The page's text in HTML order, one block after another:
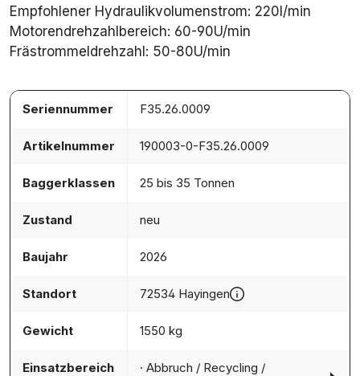
Empfohlener Hydraulikvolumenstrom: 220l/min
Motorendrehzahlbereich: 60-90U/min
Frästrommeldrehzahl: 50-80U/min
Seriennummer F35.26.0009
Artikelnummer 190003-0-F35.26.0009
Baggerklassen 25 bis 35 Tonnen
Zustand neu
Baujahr 2026
Standort 72534 Hayingen
Gewicht 1550 kg
Einsatzbereich
Abbruch / Recycling /